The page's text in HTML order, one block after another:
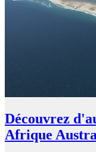
Découvrez
Afrique